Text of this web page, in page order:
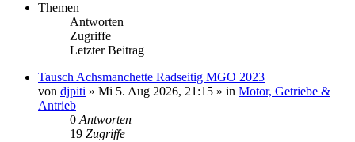
Themen
Antworten
Zugriffe
Letzter Beitrag
Tausch Achsmanchette Radseitig MGO 2023
von djpiti » Mi 5. Aug 2026, 21:15 » in Motor, Getriebe &
Antrieb
0Antworten
19 Zugriffe